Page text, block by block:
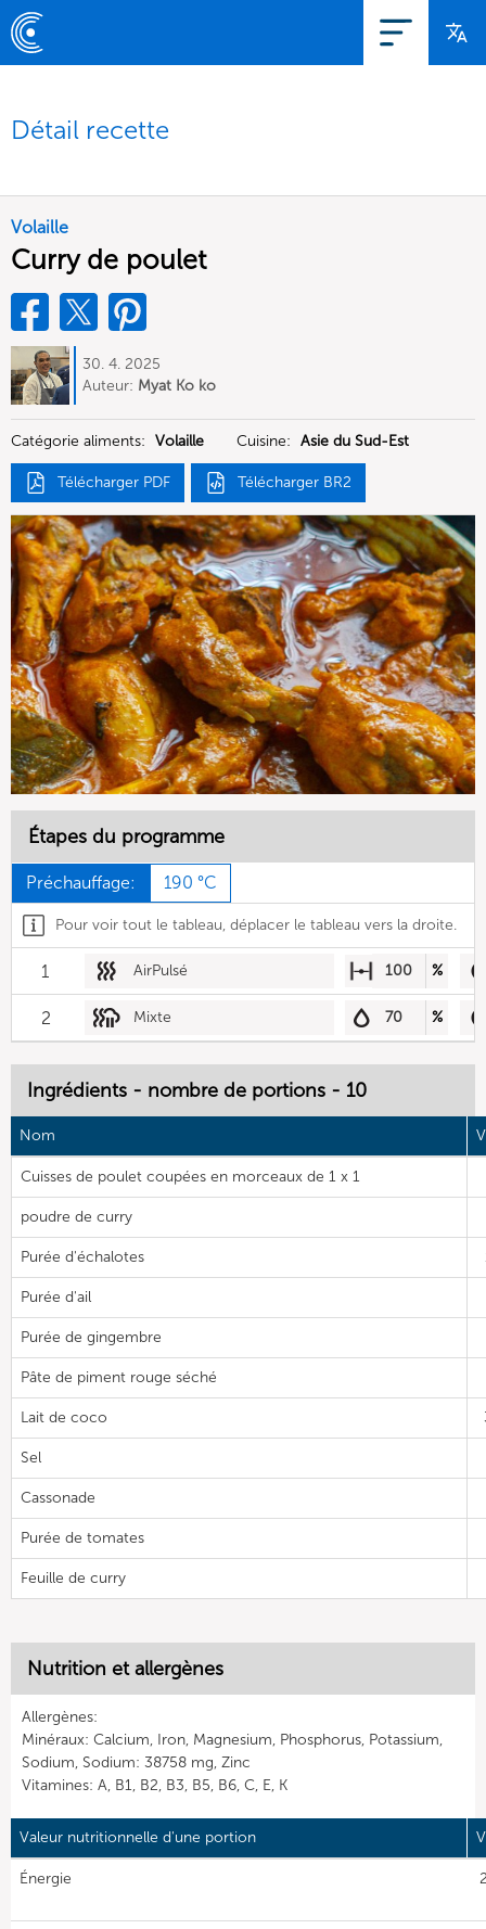
Détail recette
Volaille
Curry de poulet
30. 4. 2025
Auteur: Myat Ko ko
Catégorie aliments: Volaille Cuisine: Asie du Sud-Est
Télécharger PDF Télécharger BR2
Étapes du programme
Préchauffage: 190 °C
Pour voir tout le tableau, déplacer le tableau vers la droite.
1 AirPulsé 100 %
2 Mixte 70 %
Ingrédients - nombre de portions - 10
Nom
Cuisses de poulet coupées en morceaux de 1 x 1
poudre de curry
Purée d'échalotes
Purée d'ail
Purée de gingembre
Pâte de piment rouge séché
Lait de coco
Sel
Cassonade
Purée de tomates
Feuille de curry
Nutrition et allergènes
Allergènes:
Minéraux: Calcium, Iron, Magnesium, Phosphorus, Potassium,
Sodium, Sodium: 38758 mg, Zinc
Vitamines: A, B1, B2, B3, B5, B6, C, E, K
Valeur nutritionnelle d'une portion
Énergie